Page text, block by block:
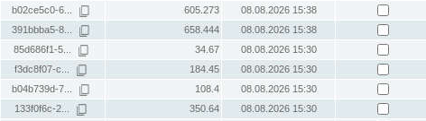
b02ce5c0-6... 605.273
08.08.2026 15:38
391bbba5-8... 658.444
08.08.2026 15:38
85d686f1-5... 34.67
08.08.2026 15:30
f3dc8f07-c... 184.45
08.08.2026 15:30
b04b739d-7... 108.4
08.08.2026 15:30
133f0f6c-2... 350.64
08.08.2026 15:30